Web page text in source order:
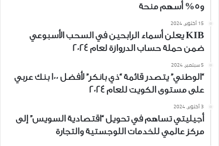
و5% أسهم منحة
15 أكتوبر، 2024
KIB يعلن أسماء الرابحين في السحب الأسبوعي
ضمن حملة حساب الدروازة لعام 2024
5 سبتمبر، 2024
“الوطني” يتصدر قائمة “ذي بانكر” لأفضل 100 بنك عربي
على مستوى الكويت للعام 2024
3 أكتوبر، 2024
أجيليتي تساهم في تحويل “اقتصادية السويس” إلى
مركز عالمي للخدمات اللوجستية والتجارة